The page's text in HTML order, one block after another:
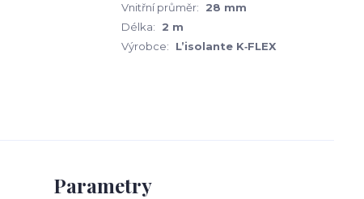
Vnitřní průměr:
28 mm
Délka:
2 m
Výrobce: L’isolante K‑FLEX
Parametry